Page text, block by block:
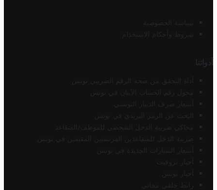
سياسة الخصوصية
شروط وأحكام الاستخدام
أدواتنا
أداة التحقق من صحة الرقم الضريبي تونس
محول رقم الحساب الآيبان في تونس
أسعار صرف الدينار التونسي
البحث عن الرمز البريدي في تونس
محاكي ضريبة الدخل الشخصي للموظف/المتقاعد
ضريبة الدخل للمتقاعدين الفرنسيين المقيمين في تونس
أسعار السيارات الجديدة في تونس
أخبار تروفيت
أخبار تونس
رابط خلفي مجاني